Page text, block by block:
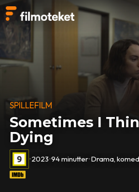
SPILLEFILM
Sometimes I
Dying
•2023•94 minutter•Drama,